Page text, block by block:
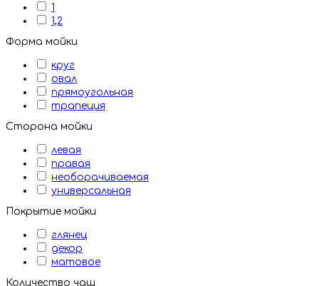
1
1,2
Форма мойки
круг
овал
прямоугольная
трапеция
Сторона мойки
левая
правая
необорачиваемая
универсальная
Покрытие мойки
глянец
декор
матовое
Количество чаш